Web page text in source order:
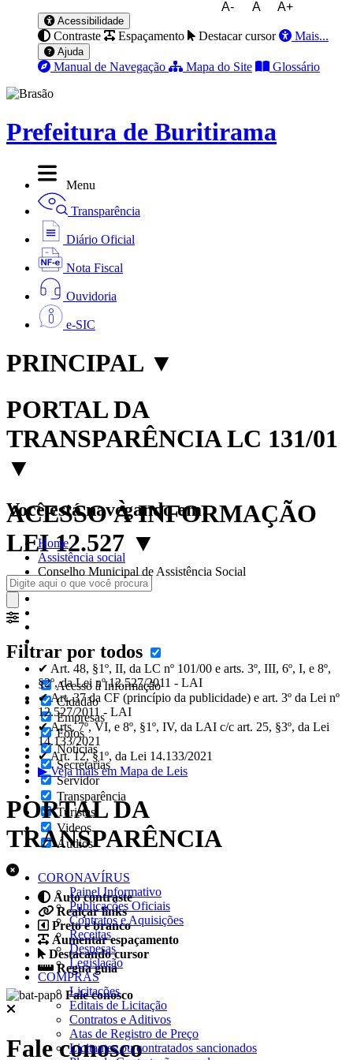
A- A A+
Acessibilidade
Contraste Espaçamento Destacar cursor Mais...
Ajuda
Manual de Navegação Mapa do Site Glossário
Prefeitura de Buritirama
Menu
Transparência
Diário Oficial
Nota Fiscal
Ouvidoria
e-SIC
PRINCIPAL ▼
PORTAL DA
TRANSPARÊNCIA LC 131/01
▼
ACESSO À INFORMAÇÃO
LEI 12.527 ▼
Filtrar por todos
Acesso à Informação
Cidadão
Empresas
Fotos
Notícias
Secretarias
Servidor
Transparência
Turistas
Videos
Áudios
Auto contraste
Realçar links
Preto e branco
Aumentar espaçamento
Destacando cursor
Regua guia
Fale conosco
Fale conosco
Você está navegando em:
Home
Assistência social
Conselho Municipal de Assistência Social
✔ Art. 48, §1º, II, da LC nº 101/00 e arts. 3º, III, 6º, I, e 8º,
§2º, da Lei nº 12.527/2011 - LAI
✔ Art. 37 da CF (princípio da publicidade) e art. 3º da Lei nº
12.527/2011 - LAI
✔ Arts. 7º, VI, e 8º, §1º, IV, da LAI c/c art. 25, §3º, da Lei
14.133/2021
✔ Art. 12, §1º, da Lei 14.133/2021
▶ Veja mais em Mapa de Leis
PORTAL DA
TRANSPARÊNCIA
CORONAVÍRUS
Painel Informativo
Publicações Oficiais
Contratos e Aquisições
Receitas
Despesas
Legislação
COMPRAS
Licitações
Editais de Licitação
Contratos e Aditivos
Atas de Registro de Preço
Licitantes ou contratados sancionados